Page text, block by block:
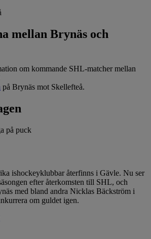
mellan Brynäs och
om kommande SHL-matcher mellan
på Brynäs mot Skellefteå.
ishockeyklubbar återfinns i Gävle. Nu ser
efter återkomsten till SHL, och
med bland andra Nicklas Bäckström i
om guldet igen.